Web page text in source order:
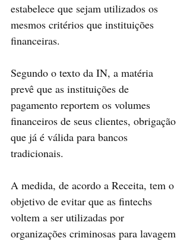
estabelece que sejam utilizados os
mesmos critérios que instituições
financeiras.
Segundo o texto da IN, a matéria
prevê que as instituições de
pagamento reportem os volumes
financeiros de seus clientes, obrigação
que já é válida para bancos
tradicionais.
A medida, de acordo a Receita, tem o
objetivo de evitar que as fintechs
voltem a ser utilizadas por
organizações criminosas para lavagem